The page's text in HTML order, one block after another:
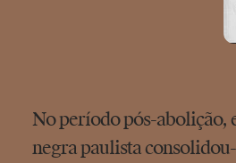
No período pós-abolição,
negra paulista